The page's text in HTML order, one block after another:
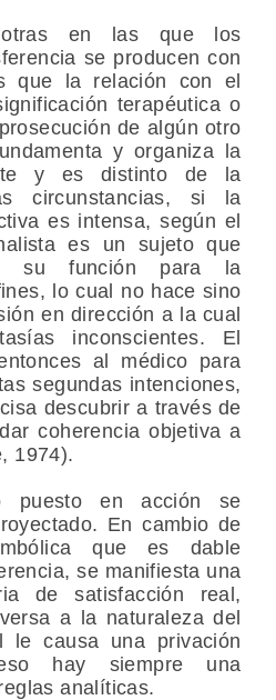
en las que los
se producen con
que la relación con el
terapéutica o
de algún otro
y organiza la
y es distinto de la
circunstancias, si la
es intensa, según el
es un sujeto que
su función para la
lo cual no hace sino
en dirección a la cual
inconscientes. El
al médico para
segundas intenciones,
descubrir a través de
coherencia objetiva a
1974).
puesto en acción se
En cambio de
que es dable
se manifiesta una
de satisfacción real,
a la naturaleza del
le causa una privación
hay siempre una
analíticas.